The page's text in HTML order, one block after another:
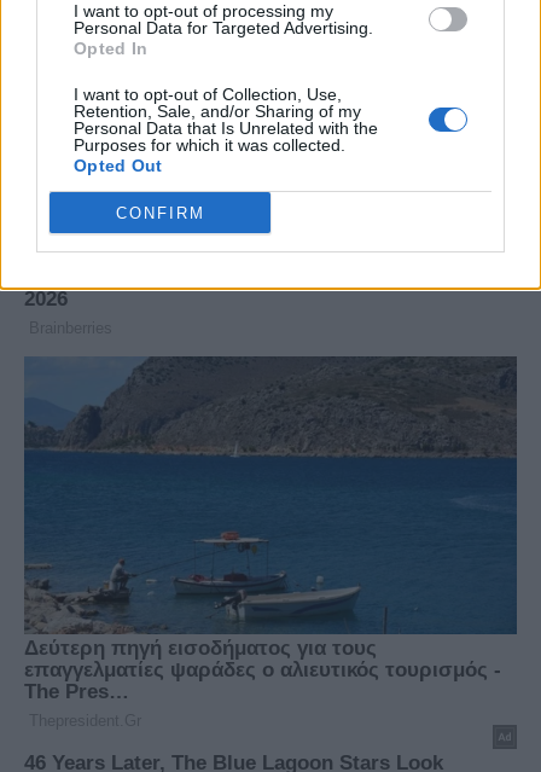
I want to opt-out of processing my
Personal Data for Targeted Advertising.
Opted In
I want to opt-out of Collection, Use,
Retention, Sale, and/or Sharing of my
Personal Data that Is Unrelated with the
Purposes for which it was collected.
Opted Out
CONFIRM